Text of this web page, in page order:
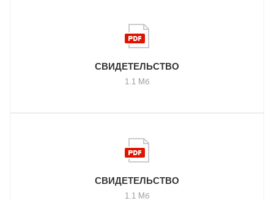
СВИДЕТЕЛЬСТВО
1.1 Мб
СВИДЕТЕЛЬСТВО
1.1 Мб